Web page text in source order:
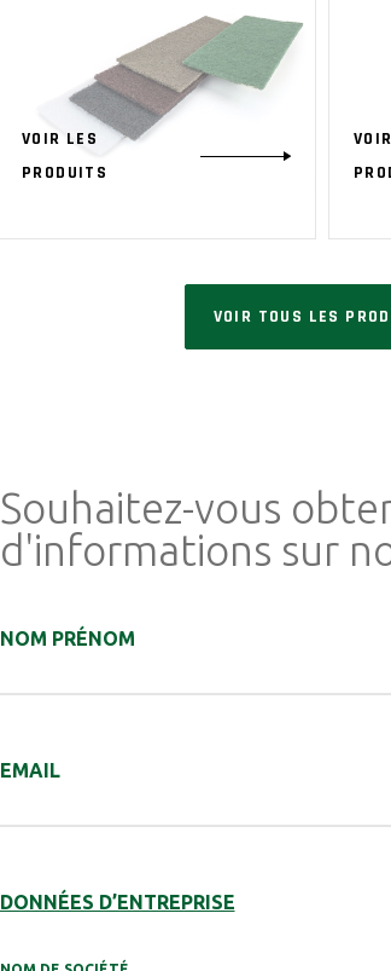
VOIR LES
PRODUITS
VOIR TOUS LES
Souhaitez-vous
d'informations sur
NOM PRÉNOM
EMAIL
DONNÉES D’ENTREPRISE